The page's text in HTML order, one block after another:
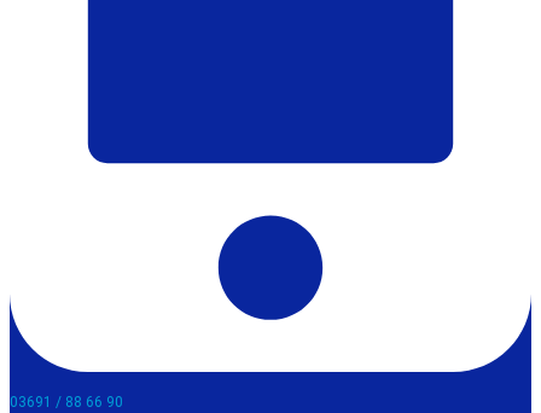
03691 / 88 66 90​